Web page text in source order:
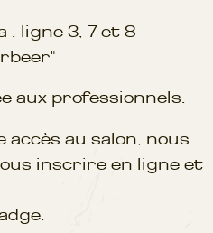
: ligne 3, 7 et 8
aux professionnels.
au salon, nous
inscrire en ligne et